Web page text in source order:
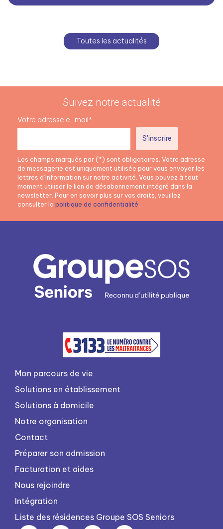
Toutes les actualités
Suivez notre actualité
Votre adresse e-mail*
Les champs marqués par (*) sont obligatoires. Votre adresse
de messagerie est uniquement utilisée pour vous envoyer les
lettres d’information sur notre activité. Vous pouvez à tout
moment utiliser le lien de désabonnement intégré dans la
newsletter. Pour en savoir plus sur vos droits, veuillez
consulter la politique de confidentialité.
Mon parcours de vie
Solutions en établissement
Solutions à domicile
Notre organisation
Contact
Préparer son admission
Facturation et aides
Nous rejoindre
Intégration
Liste des résidences Groupe SOS Seniors